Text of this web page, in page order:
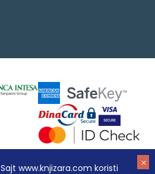
Sajt www.knjizara.com koristi